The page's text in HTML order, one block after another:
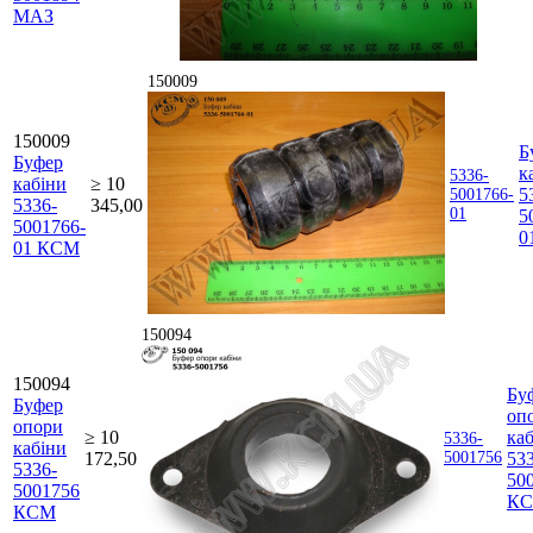
МАЗ
150009
Буфер
кабіни
5336-
5001766-
01 КСМ
≥ 10
345,00
150009
5336-
5001766-
01
150094
Буфер
опори
кабіни
5336-
5001756
КСМ
≥ 10
172,50
150094
5336-
5001756